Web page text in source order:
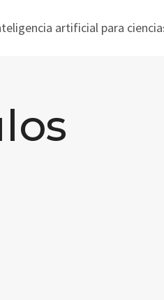
artificial para